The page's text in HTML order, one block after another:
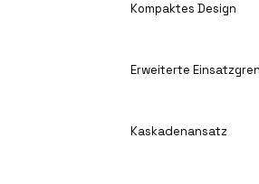
Kompaktes Design
Erweiterte
Kaskadenansatz